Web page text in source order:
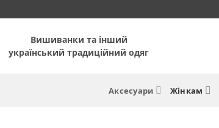
Вишиванки та інший
український традиційний одяг
Аксесуари Жінкам